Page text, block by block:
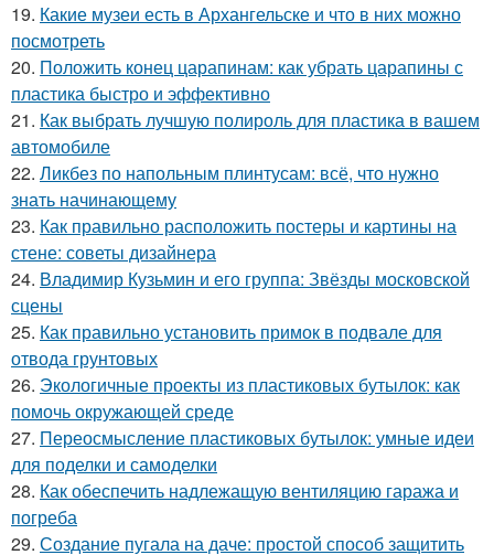
19. Какие музеи есть в Архангельске и что в них можно
посмотреть
20. Положить конец царапинам: как убрать царапины с
пластика быстро и эффективно
21. Как выбрать лучшую полироль для пластика в вашем
автомобиле
22. Ликбез по напольным плинтусам: всё, что нужно
знать начинающему
23. Как правильно расположить постеры и картины на
стене: советы дизайнера
24. Владимир Кузьмин и его группа: Звёзды московской
сцены
25. Как правильно установить примок в подвале для
отвода грунтовых
26. Экологичные проекты из пластиковых бутылок: как
помочь окружающей среде
27. Переосмысление пластиковых бутылок: умные идеи
для поделки и самоделки
28. Как обеспечить надлежащую вентиляцию гаража и
погреба
29. Создание пугала на даче: простой способ защитить